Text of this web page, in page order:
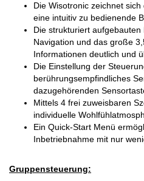
Die Wisotronic zeichnet
eine intuitiv zu bedienende
Die strukturiert
Navigation und das große
Informationen deutlich und
Die Einstellung der
berührungsempfindliches
dazugehörenden
Mittels 4 frei zuweisbaren
individuelle
Ein Quick-Start Menü
Inbetriebnahme mit nur
Gruppensteuerung: